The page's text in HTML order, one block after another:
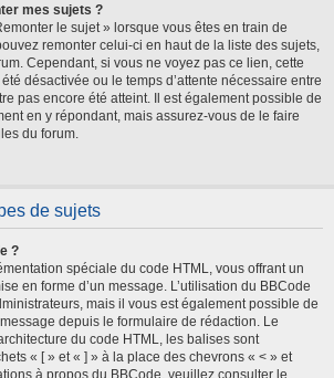
mes sujets ?
le sujet » lorsque vous êtes en train de
remonter celui-ci en haut de la liste des sujets,
Cependant, si vous ne voyez pas ce lien, cette
désactivée ou le temps d’attente nécessaire entre
pas encore été atteint. Il est également possible de
en y répondant, mais assurez-vous de le faire
du forum.
de sujets
?
spéciale du code HTML, vous offrant un
en forme d’un message. L’utilisation du BBCode
mais il vous est également possible de
depuis le formulaire de rédaction. Le
du code HTML, les balises sont
« [ » et « ] » à la place des chevrons « < » et
à propos du BBCode, veuillez consulter le